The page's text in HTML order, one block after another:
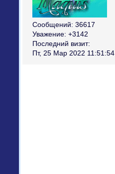
Сообщений: 36617
Уважение: +3142
Последний визит:
Пт, 25 Мар 2022 11:51:54